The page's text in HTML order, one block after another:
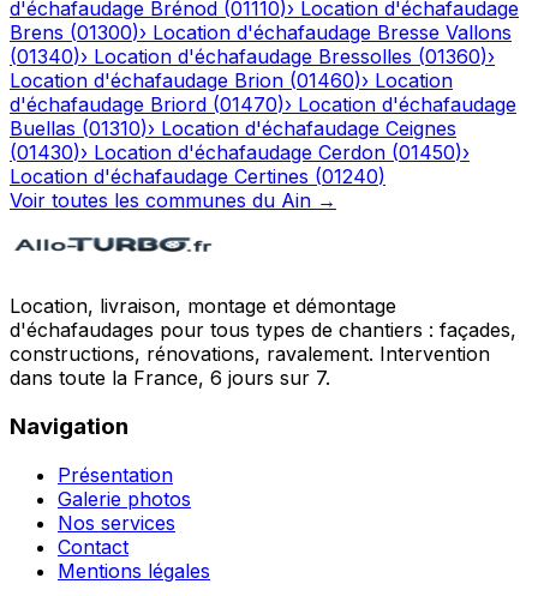
d'échafaudage Brénod (01110)› Location d'échafaudage
Brens (01300)› Location d'échafaudage Bresse Vallons
(01340)› Location d'échafaudage Bressolles (01360)›
Location d'échafaudage Brion (01460)› Location
d'échafaudage Briord (01470)› Location d'échafaudage
Buellas (01310)› Location d'échafaudage Ceignes
(01430)› Location d'échafaudage Cerdon (01450)›
Location d'échafaudage Certines (01240)
Voir toutes les communes du Ain →
Location, livraison, montage et démontage
d'échafaudages pour tous types de chantiers : façades,
constructions, rénovations, ravalement. Intervention
dans toute la France, 6 jours sur 7.
Navigation
Présentation
Galerie photos
Nos services
Contact
Mentions légales